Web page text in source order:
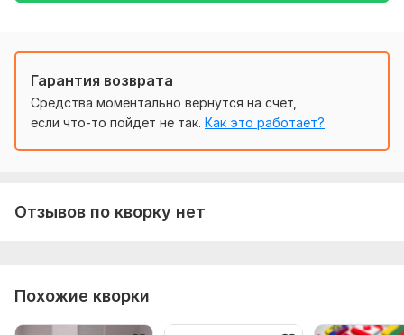
Гарантия возврата
Средства моментально вернутся на счет,
если что-то пойдет не так. Как это работает?
Отзывов по кворку нет
Похожие кворки